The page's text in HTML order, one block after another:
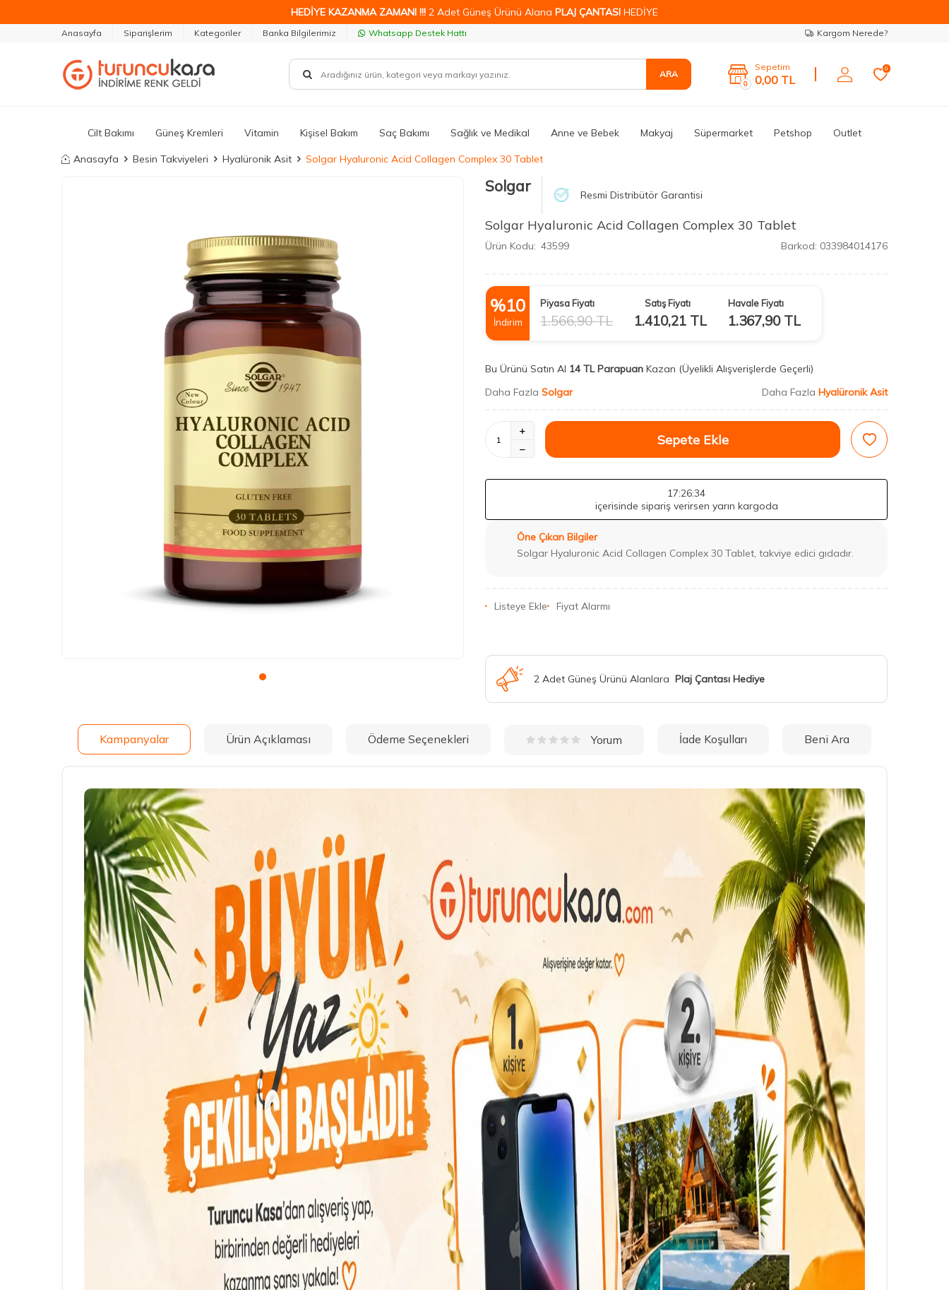
HEDİYE KAZANMA ZAMANI !!! 2 Adet Güneş Ürünü Alana PLAJ ÇANTASI HEDİYE
Anasayfa Siparişlerim Kategoriler Banka Bilgilerimiz Whatsapp Destek Hattı Kargom Nerede?
ARA
0
Sepetim
0,00 TL
0
Cilt Bakımı Güneş Kremleri Vitamin Kişisel Bakım Saç Bakımı Sağlık ve Medikal Anne ve Bebek Makyaj Süpermarket Petshop Outlet
Anasayfa Besin Takviyeleri Hyalüronik Asit Solgar Hyaluronic Acid Collagen Complex 30 Tablet
Solgar Resmi Distribütör Garantisi
Solgar Hyaluronic Acid Collagen Complex 30 Tablet
Ürün Kodu: 43599 Barkod: 033984014176
%10
İndirim
Piyasa Fiyatı
1.566,90TL
Satış Fiyatı
1.410,21 TL
Havale Fiyatı
1.367,90TL
Bu Ürünü Satın Al 14 TL Parapuan Kazan (Üyelikli Alışverişlerde Geçerli)
Daha Fazla Solgar Daha Fazla Hyalüronik Asit
Sepete Ekle
17:26:32
içerisinde sipariş verirsen yarın kargoda
Öne Çıkan Bilgiler
Solgar Hyaluronic Acid Collagen Complex 30 Tablet, takviye edici gıdadır.
Listeye Ekle Fiyat Alarmı
2 Adet Güneş Ürünü Alanlara Plaj Çantası Hediye
Kampanyalar Ürün Açıklaması Ödeme Seçenekleri Yorum İade Koşulları Beni Ara